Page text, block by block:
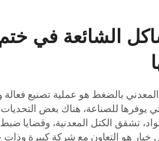
الشائعة في ختم
المعدني بالضغط هو عملية تصنيع
يوفرها للصناعة، هناك بعض
تشقق الكتل المعدنية، وقضايا
خيار هو التعاون مع شركة كبيرة